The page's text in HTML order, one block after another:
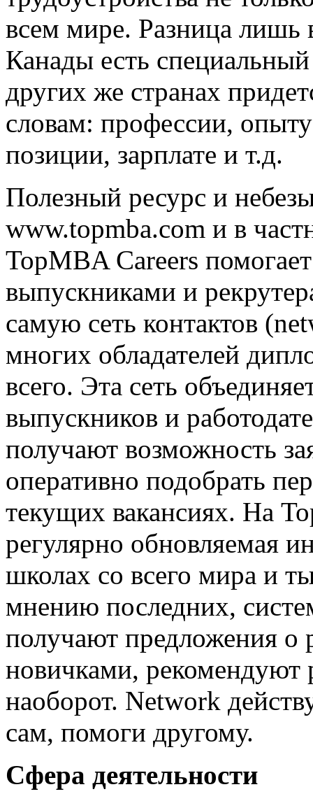
всем мире. Разница
Канады есть
других же странах
словам: профессии,
позиции, зарплате и т.д.
Полезный ресурс и
www.topmba.com и в
TopMBA Careers
выпускниками и
самую сеть контактов
многих обладателей
всего. Эта сеть
выпускников и
получают возможность
оперативно подобрать
текущих вакансиях. На
регулярно обновляемая
школах со всего мира и
мнению последних,
получают предложения о
новичками, рекомендуют
наоборот. Network
сам, помоги другому.
Сфера деятельности